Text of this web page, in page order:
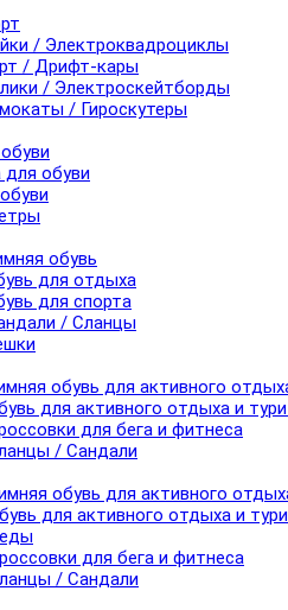
/ Электроквадроциклы
/ Дрифт-кары
/ Электроскейтборды
/ Гироскутеры
обуви
обувь
для отдыха
для спорта
/ Сланцы
обувь для активного
для активного отдыха и
для бега и фитнеса
/ Сандали
обувь для активного
для активного отдыха и
для бега и фитнеса
/ Сандали